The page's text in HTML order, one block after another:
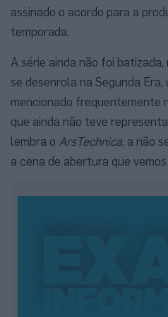
assinado o acordo para a
temporada.
A série ainda não foi
se desenrola na Segunda Era,
mencionado frequentemente
que ainda não teve
lembra o ArsTechnica, a não
a cena de abertura que